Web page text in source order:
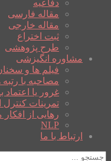
دفاعیه
مقاله فارسی
مقاله خارجی
ثبت اختراع
طرح پژوهشی
مشاوره انگیزشی
فیلم ها و
مصاحبه با رتبه
غرور یا
تمرینات
رهایی از
NLP
ارتباط با ما